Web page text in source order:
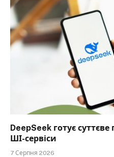
DeepSeek готує
ШІ-сервіси
7 Серпня 2026